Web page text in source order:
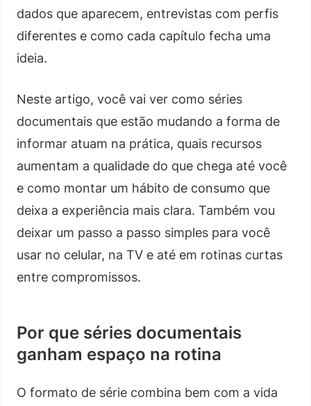
dados que aparecem, entrevistas com perfis
diferentes e como cada capítulo fecha uma
ideia.
Neste artigo, você vai ver como séries
documentais que estão mudando a forma de
informar atuam na prática, quais recursos
aumentam a qualidade do que chega até você
e como montar um hábito de consumo que
deixa a experiência mais clara. Também vou
deixar um passo a passo simples para você
usar no celular, na TV e até em rotinas curtas
entre compromissos.
Por que séries documentais
ganham espaço na rotina
O formato de série combina bem com a vida